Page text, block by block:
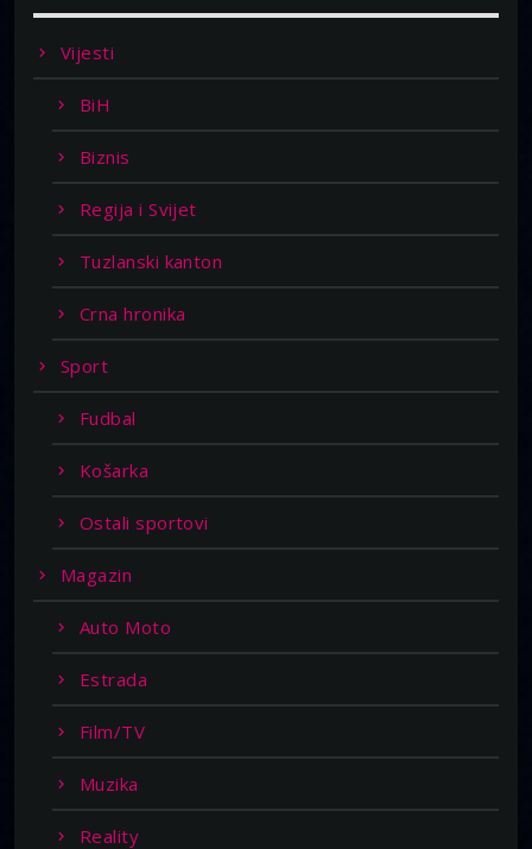
Vijesti
BiH
Biznis
Regija i Svijet
Tuzlanski kanton
Crna hronika
Sport
Fudbal
Košarka
Ostali sportovi
Magazin
Auto Moto
Estrada
Film/TV
Muzika
Reality